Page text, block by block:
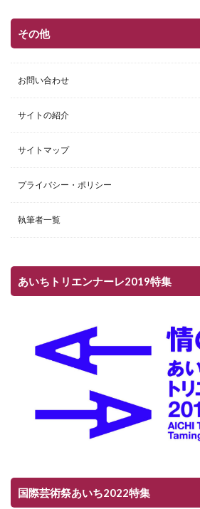
その他
お問い合わせ
サイトの紹介
サイトマップ
プライバシー・ポリシー
執筆者一覧
あいちトリエンナーレ2019特集
国際芸術祭あいち2022特集